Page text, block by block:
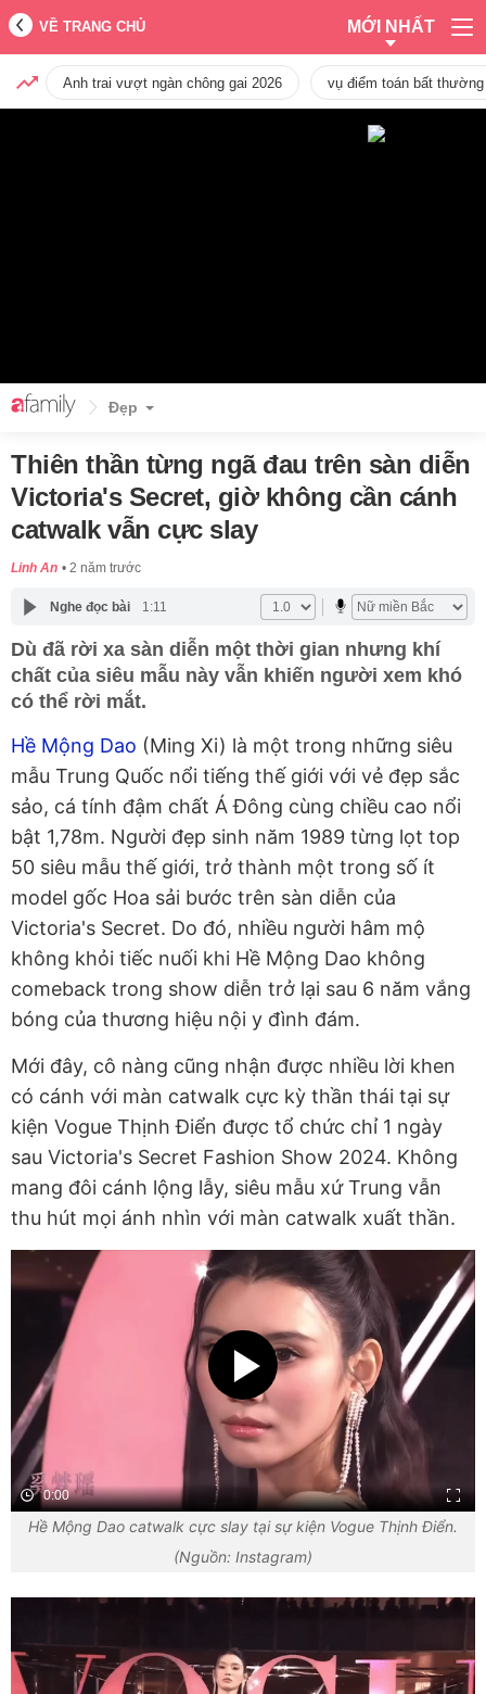
VỀ TRANG CHỦ MỚI NHẤT
Anh trai vượt ngàn chông gai 2026 vụ điểm toán bất
Đẹp
Thiên thần từng ngã đau trên sàn diễn
Victoria's Secret, giờ không cần cánh
catwalk vẫn cực slay
Linh An 2 năm trước
Nghe đọc bài 1:11
Dù đã rời xa sàn diễn một thời gian nhưng khí
chất của siêu mẫu này vẫn khiến người xem khó
có thể rời mắt.
Hề Mộng Dao (Ming Xi) là một trong những siêu
mẫu Trung Quốc nổi tiếng thế giới với vẻ đẹp sắc
sảo, cá tính đậm chất Á Đông cùng chiều cao nổi
bật 1,78m. Người đẹp sinh năm 1989 từng lọt top
50 siêu mẫu thế giới, trở thành một trong số ít
model gốc Hoa sải bước trên sàn diễn của
Victoria's Secret. Do đó, nhiều người hâm mộ
không khỏi tiếc nuối khi Hề Mộng Dao không
comeback trong show diễn trở lại sau 6 năm vắng
bóng của thương hiệu nội y đình đám.
Mới đây, cô nàng cũng nhận được nhiều lời khen
có cánh với màn catwalk cực kỳ thần thái tại sự
kiện Vogue Thịnh Điển được tổ chức chỉ 1 ngày
sau Victoria's Secret Fashion Show 2024. Không
mang đôi cánh lộng lẫy, siêu mẫu xứ Trung vẫn
thu hút mọi ánh nhìn với màn catwalk xuất thần.
0:00
Hề Mộng Dao catwalk cực slay tại sự kiện Vogue Thịnh Điển.
(Nguồn: Instagram)